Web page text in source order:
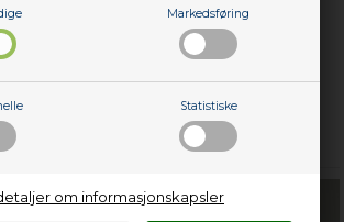
Markedsføring
Statistiske
om informasjonskapsler
produkter